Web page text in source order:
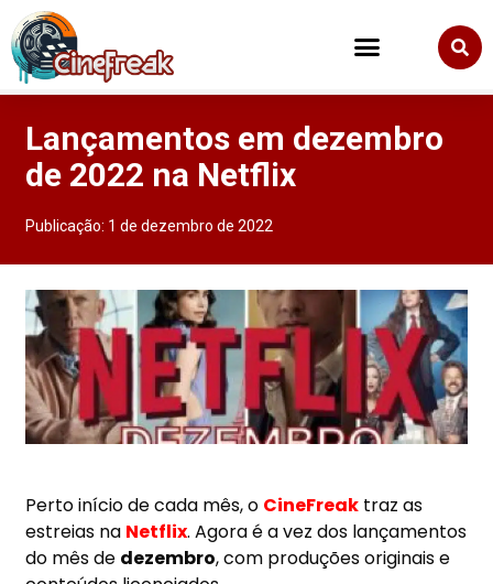
Lançamentos em dezembro
de 2022 na Netflix
Publicação: 1 de dezembro de 2022
Perto início de cada mês, o CineFreak traz as
estreias na Netflix. Agora é a vez dos lançamentos
do mês de dezembro, com produções originais e